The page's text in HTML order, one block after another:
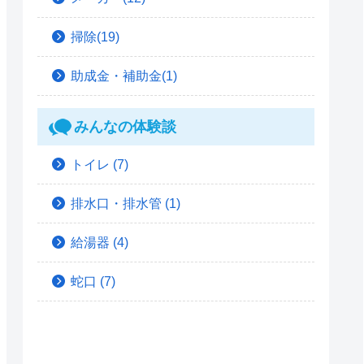
掃除(19)
助成金・補助金(1)
みんなの体験談
トイレ (7)
排水口・排水管 (1)
給湯器 (4)
蛇口 (7)